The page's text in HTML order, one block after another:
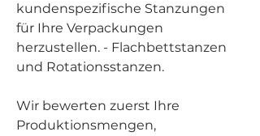
kundenspezifische Stanzungen
für Ihre Verpackungen
herzustellen. - Flachbettstanzen
und Rotationsstanzen.
Wir bewerten zuerst Ihre
Produktionsmengen,